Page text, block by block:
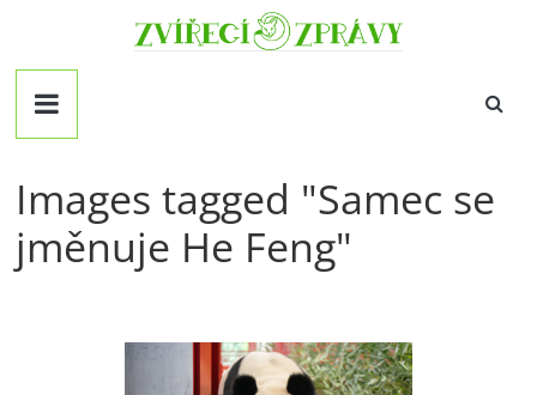
obsahZvirecizpravy.cz
pro
všechny
zvířat
Images tagged "Samec se
jměnuje He Feng"